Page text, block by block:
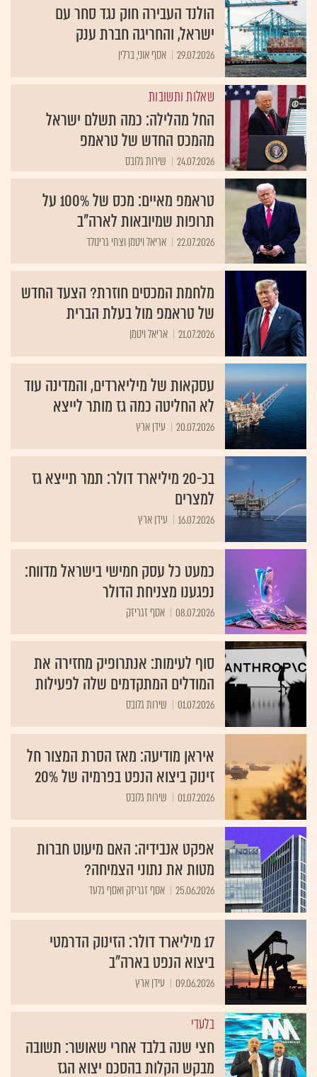
הולנד העבירה חוק נגד סחר עם
ישראל, והחריגה חברת ענק
29.07.2026 אסף אוני, ברלין
שאלות ותשובות
החל מהלילה: כמה תשלם ישראל
מהמכס החדש של טראמפ
24.07.2026 שירות גלובס
טראמפ מאיים: מכס של 100% על
תרופות שמיובאות לארה"ב
22.07.2026 אריאל ויטמן וצחי גרינולד
מלחמת המכסים חוזרת? הצעד החדש
של טראמפ מול בעלת הברית
21.07.2026 אריאל ויטמן
עסקאות של מיליארדים, והמדינה עוד
לא החליטה כמה גז מותר לייצא
20.07.2026 עידן ארץ
בכ-20 מיליארד דולר: תמר תייצא גז
למצרים
16.07.2026 עידן ארץ
כמעט כל עסק חמישי בישראל מדווח:
נפגענו מצניחת הדולר
08.07.2026 אסף זגריזק
סוף לעימות: אנתרופיק מחזירה את
המודלים המתקדמים שלה לפעילות
01.07.2026 שירות גלובס
איראן מודיעה: מאז הסרת המצור חל
זינוק ביצוא הנפט בפרמיה של 20%
01.07.2026 שירות גלובס
​אפקט אנבידיה: האם מיעוט חברות
מטות את נתוני הצמיחה?
25.06.2026 אסף זגריזק ואסף גלעד
17 מיליארד דולר: הזינוק הדרמטי
ביצוא הנפט בארה"ב
09.06.2026 עידן ארץ
בלעדי
חצי שנה בלבד אחרי שאושר: תשובה
מבקש הקלות בהסכם יצוא הגז